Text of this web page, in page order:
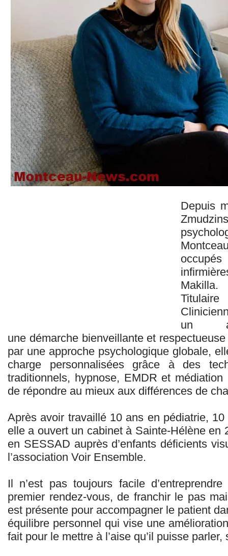
Depuis
Makilla.
un
une démarche bienveillante et
par une approche psychologique globale,
charge personnalisées grâce à des
traditionnels, hypnose, EMDR et
de répondre au mieux aux différences de
Après avoir travaillé 10 ans en pédiatrie,
elle a ouvert un cabinet à Sainte-Hélène en
en SESSAD auprès d’enfants déficients
l’association Voir Ensemble.
Il n’est pas toujours facile
premier rendez-vous, de franchir le pas
est présente pour accompagner le patient
équilibre personnel qui vise une
fait pour le mettre à l’aise qu’il puisse